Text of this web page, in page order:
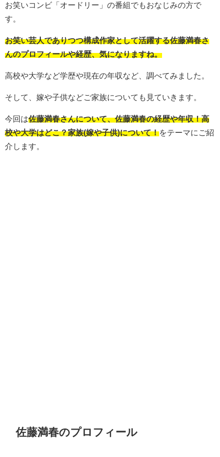
お笑いコンビ「オードリー」の番組でもおなじみの方で
す。
お笑い芸人でありつつ構成作家として活躍する佐藤満春さ
んのプロフィールや経歴、気になりますね。
高校や大学など学歴や現在の年収など、調べてみました。
そして、嫁や子供などご家族についても見ていきます。
今回は佐藤満春さんについて、佐藤満春の経歴や年収！高
校や大学はどこ？家族(嫁や子供)について！をテーマにご紹
介します。
佐藤満春のプロフィール